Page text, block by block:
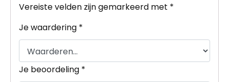
Vereiste velden zijn gemarkeerd met *
Je waardering *
Je beoordeling *